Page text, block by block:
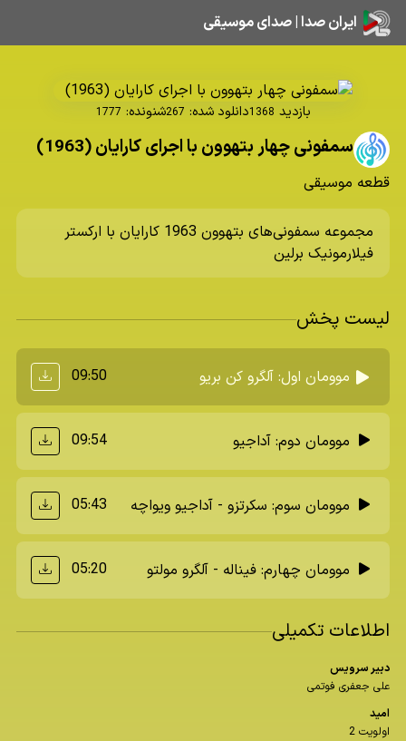
ایران صدا | صدای موسیقی
بازدید 1368دانلود شده: 267شنونده: 1777
سمفونی چهار بتهوون با اجرای کارایان (1963)
قطعه موسیقی
مجموعه سمفونی‌های بتهوون 1963 کارایان با ارکستر
فیلارمونیک برلین
لیست پخش
موومان اول: آلگرو کن بریو 09:50
موومان دوم: آداجیو 09:54
موومان سوم: سکرتزو - آداجیو ویواچه 05:43
موومان چهارم: فیناله - آلگرو مولتو 05:20
اطلاعات تکمیلی
دبیر سرویس
علی جعفری فوتمی
امید
اولویت 2